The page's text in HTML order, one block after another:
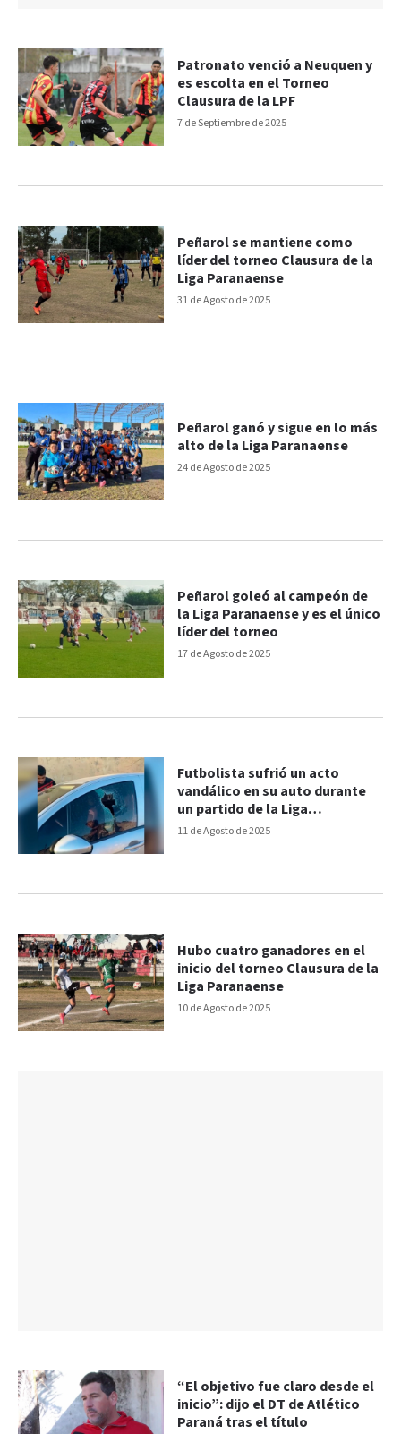
7 de Septiembre de 2025
Patronato venció a Neuquen y
es escolta en el Torneo
Clausura de la LPF
31 de Agosto de 2025
Peñarol se mantiene como
líder del torneo Clausura de la
Liga Paranaense
24 de Agosto de 2025
Peñarol ganó y sigue en lo más
alto de la Liga Paranaense
17 de Agosto de 2025
Peñarol goleó al campeón de
la Liga Paranaense y es el único
líder del torneo
11 de Agosto de 2025
Futbolista sufrió un acto
vandálico en su auto durante
un partido de la Liga
Paranaense
10 de Agosto de 2025
Hubo cuatro ganadores en el
inicio del torneo Clausura de la
Liga Paranaense
“El objetivo fue claro desde el
inicio”: dijo el DT de Atlético
Paraná tras el título